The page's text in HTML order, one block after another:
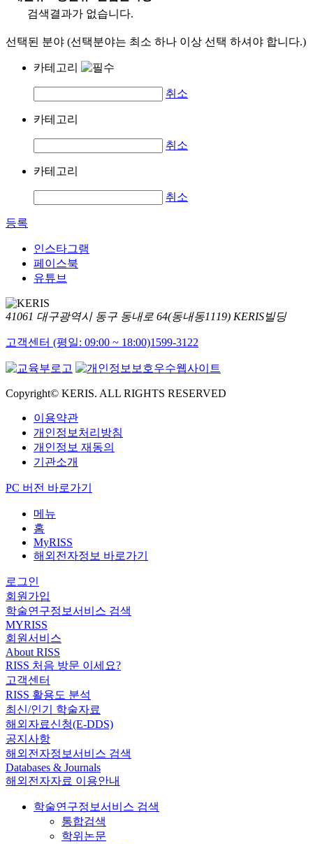
검색결과가 없습니다.
선택된 분야 (선택분야는 최소 하나 이상 선택 하셔야 합니다.)
카테고리
취소
카테고리
취소
카테고리
취소
등록
인스타그램
페이스북
유튜브
41061 대구광역시 동구 동내로 64(동내동1119) KERIS빌딩
고객센터 (평일: 09:00 ~ 18:00)1599-3122
Copyright© KERIS. ALL RIGHTS RESERVED
이용약관
개인정보처리방침
개인정보 재동의
기관소개
PC 버전 바로가기
메뉴
홈
MyRISS
해외전자정보 바로가기
로그인
회원가입
학술연구정보서비스 검색
MYRISS
회원서비스
About RISS
RISS 처음 방문 이세요?
고객센터
RISS 활용도 분석
최신/인기 학술자료
해외자료신청(E-DDS)
공지사항
해외전자정보서비스 검색
Databases & Journals
해외전자자료 이용안내
학술연구정보서비스 검색
통합검색
학위논문